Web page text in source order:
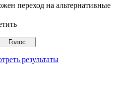
переход на альтернативные
результаты